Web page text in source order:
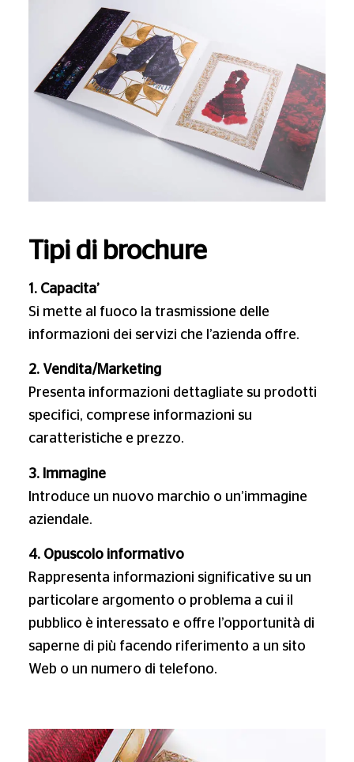
Tipi di brochure
1. Capacita’
Si mette al fuoco la trasmissione delle
informazioni dei servizi che l’azienda offre.
2. Vendita/Marketing
Presenta informazioni dettagliate su prodotti
specifici, comprese informazioni su
caratteristiche e prezzo.
3. Immagine
Introduce un nuovo marchio o un’immagine
aziendale.
4. Opuscolo informativo
Rappresenta informazioni significative su un
particolare argomento o problema a cui il
pubblico è interessato e offre l’opportunità di
saperne di più facendo riferimento a un sito
Web o un numero di telefono.